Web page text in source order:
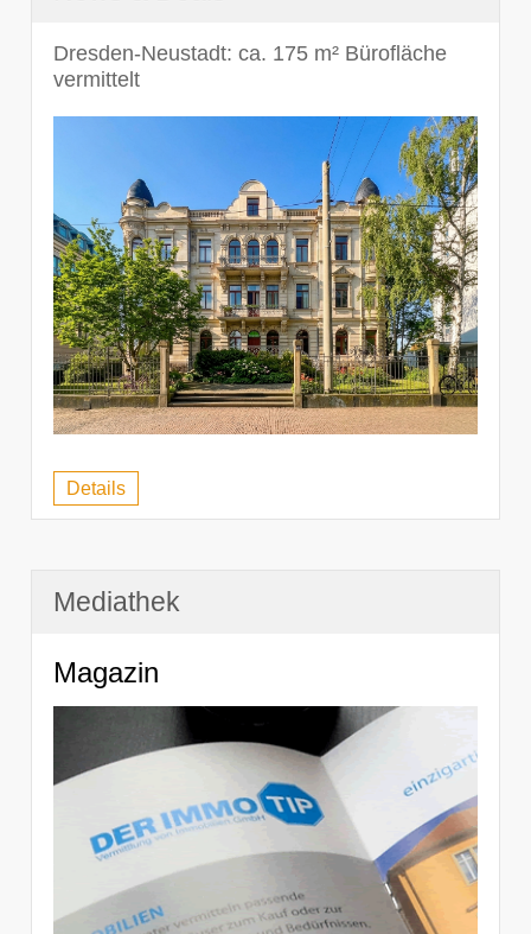
Dresden-Neustadt: ca. 175 m² Bürofläche
vermittelt
Details
Mediathek
Magazin